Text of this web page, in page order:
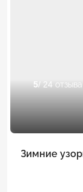
5/ 24 отзыва
Зимние